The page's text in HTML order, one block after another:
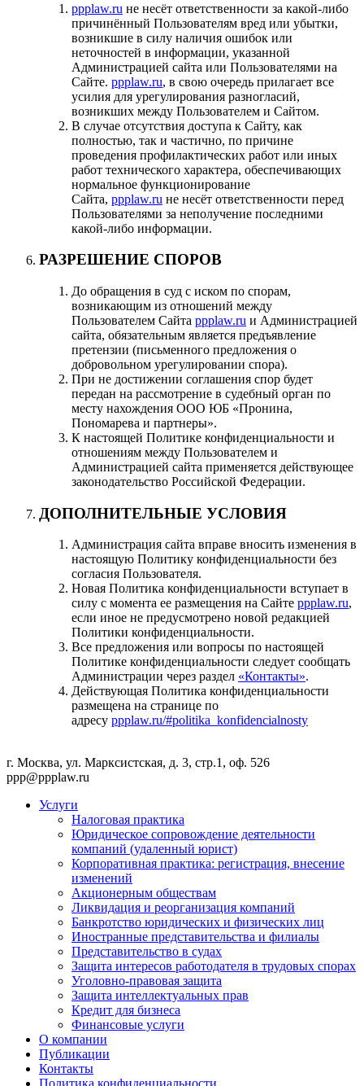
ppplaw.ru не несёт ответственности за какой-либо
причинённый Пользователям вред или убытки,
возникшие в силу наличия ошибок или
неточностей в информации, указанной
Администрацией сайта или Пользователями на
Сайте. ppplaw.ru, в свою очередь прилагает все
усилия для урегулирования разногласий,
возникших между Пользователем и Сайтом.
В случае отсутствия доступа к Сайту, как
полностью, так и частично, по причине
проведения профилактических работ или иных
работ технического характера, обеспечивающих
нормальное функционирование
Сайта, ppplaw.ru не несёт ответственности перед
Пользователями за неполучение последними
какой-либо информации.
РАЗРЕШЕНИЕ СПОРОВ
До обращения в суд с иском по спорам,
возникающим из отношений между
Пользователем Сайта ppplaw.ru и Администрацией
сайта, обязательным является предъявление
претензии (письменного предложения о
добровольном урегулировании спора).
При не достижении соглашения спор будет
передан на рассмотрение в судебный орган по
месту нахождения ООО ЮБ «Пронина,
Пономарева и партнеры».
К настоящей Политике конфиденциальности и
отношениям между Пользователем и
Администрацией сайта применяется действующее
законодательство Российской Федерации.
ДОПОЛНИТЕЛЬНЫЕ УСЛОВИЯ
Администрация сайта вправе вносить изменения в
настоящую Политику конфиденциальности без
согласия Пользователя.
Новая Политика конфиденциальности вступает в
силу с момента ее размещения на Сайте ppplaw.ru,
если иное не предусмотрено новой редакцией
Политики конфиденциальности.
Все предложения или вопросы по настоящей
Политике конфиденциальности следует сообщать
Администрации через раздел «Контакты».
Действующая Политика конфиденциальности
размещена на странице по
адресу ppplaw.ru/#politika_konfidencialnosty
г. Москва, ул. Марксистская, д. 3, стр.1, оф. 526
ppp@ppplaw.ru
Услуги
Налоговая практика
Юридическое сопровождение деятельности
компаний (удаленный юрист)
Корпоративная практика: регистрация, внесение
изменений
Акционерным обществам
Ликвидация и реорганизация компаний
Банкротство юридических и физических лиц
Иностранные представительства и филиалы
Представительство в судах
Защита интересов работодателя в трудовых спорах
Уголовно-правовая защита
Защита интеллектуальных прав
Кредит для бизнеса
Финансовые услуги
О компании
Публикации
Контакты